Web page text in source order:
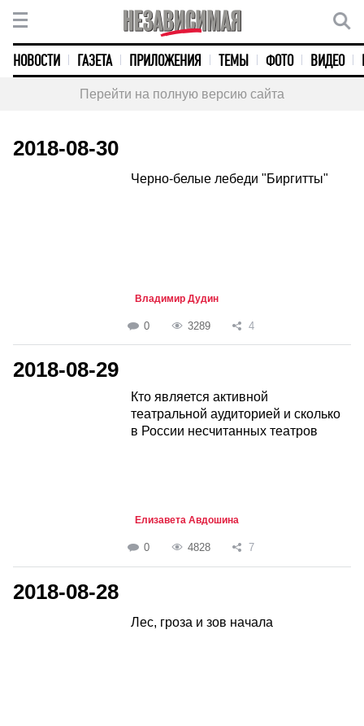
НОВОСТИ ГАЗЕТА ПРИЛОЖЕНИЯ ТЕМЫ ФОТО ВИДЕО
Перейти на полную версию сайта
2018-08-30
Черно-белые лебеди "Биргитты"
Владимир Дудин
0 3289 4
2018-08-29
Кто является активной
театральной аудиторией и сколько
в России несчитанных театров
Елизавета Авдошина
0 4828 7
2018-08-28
Лес, гроза и зов начала